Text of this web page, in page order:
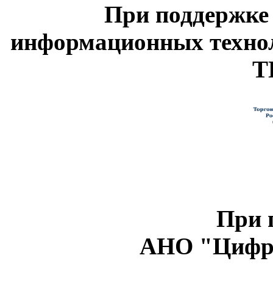
При
информационных
При
АНО